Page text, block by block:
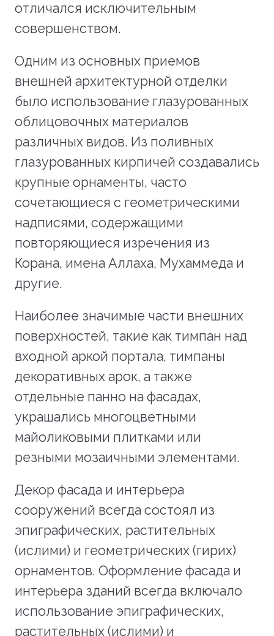
отличался исключительным
совершенством.
Одним из основных приемов
внешней архитектурной отделки
было использование глазурованных
облицовочных материалов
различных видов. Из поливных
глазурованных кирпичей создавались
крупные орнаменты, часто
сочетающиеся с геометрическими
надписями, содержащими
повторяющиеся изречения из
Корана, имена Аллаха, Мухаммеда и
другие.
Наиболее значимые части внешних
поверхностей, такие как тимпан над
входной аркой портала, тимпаны
декоративных арок, а также
отдельные панно на фасадах,
украшались многоцветными
майоликовыми плитками или
резными мозаичными элементами.
Декор фасада и интерьера
сооружений всегда состоял из
эпиграфических, растительных
(ислими) и геометрических (гирих)
орнаментов. Оформление фасада и
интерьера зданий всегда включало
использование эпиграфических,
растительных (ислими) и